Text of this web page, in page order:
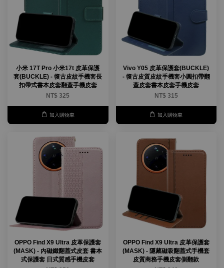
小米 17T Pro 小米17t 皮革保護
套(BUCKLE) - 復古皮紋手機套長
扣帶式書本皮套翻蓋手機皮套
NT$ 325
加入購物車
Vivo Y05 皮革保護套(BUCKLE)
- 復古皮質皮紋手機套小圓扣帶翻
蓋皮套書本皮套手機皮套
NT$ 315
加入購物車
OPPO Find X9 Ultra 皮革保護套
(MASK) - 內磁鐵翻蓋式皮套 書本
式保護套 日式質感手機皮套
OPPO Find X9 Ultra 皮革保護套
(MASK) - 隱藏磁吸翻蓋式手機套
皮質商務手機皮套側翻款